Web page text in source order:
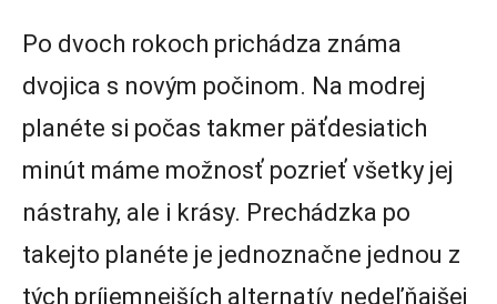
Po dvoch rokoch prichádza známa
dvojica s novým počinom. Na modrej
planéte si počas takmer päťdesiatich
minút máme možnosť pozrieť všetky jej
nástrahy, ale i krásy. Prechádzka po
takejto planéte je jednoznačne jednou z
tých príjemnejších alternatív nedeľňajšej